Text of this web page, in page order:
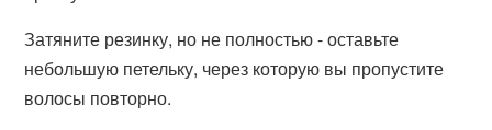
Затяните резинку, но не полностью - оставьте
небольшую петельку, через которую вы пропустите
волосы повторно.